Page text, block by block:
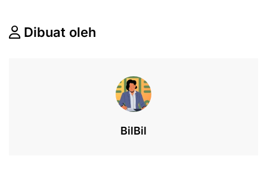
c
e
k
e
at
s
s
Dibuat oleh
BilBil